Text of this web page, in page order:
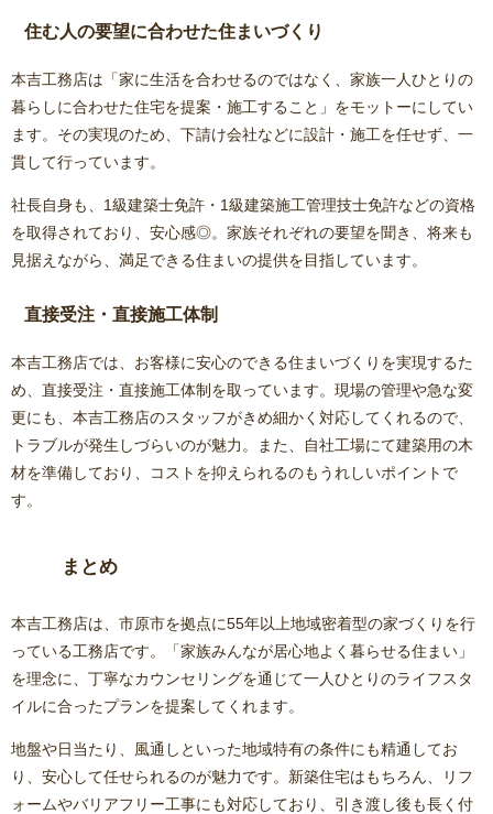
住む人の要望に合わせた住まいづくり
本吉工務店は「家に生活を合わせるのではなく、家族一人ひとりの
暮らしに合わせた住宅を提案・施工すること」をモットーにしてい
ます。その実現のため、下請け会社などに設計・施工を任せず、一
貫して行っています。
社長自身も、1級建築士免許・1級建築施工管理技士免許などの資格
を取得されており、安心感◎。家族それぞれの要望を聞き、将来も
見据えながら、満足できる住まいの提供を目指しています。
直接受注・直接施工体制
本吉工務店では、お客様に安心のできる住まいづくりを実現するた
め、直接受注・直接施工体制を取っています。現場の管理や急な変
更にも、本吉工務店のスタッフがきめ細かく対応してくれるので、
トラブルが発生しづらいのが魅力。また、自社工場にて建築用の木
材を準備しており、コストを抑えられるのもうれしいポイントで
す。
まとめ
本吉工務店は、市原市を拠点に55年以上地域密着型の家づくりを行
っている工務店です。「家族みんなが居心地よく暮らせる住まい」
を理念に、丁寧なカウンセリングを通じて一人ひとりのライフスタ
イルに合ったプランを提案してくれます。
地盤や日当たり、風通しといった地域特有の条件にも精通してお
り、安心して任せられるのが魅力です。新築住宅はもちろん、リフ
ォームやバリアフリー工事にも対応しており、引き渡し後も長く付